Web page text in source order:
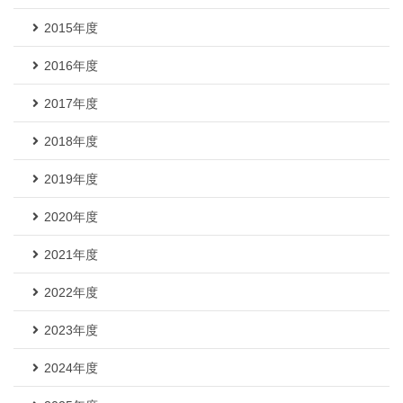
2015年度
2016年度
2017年度
2018年度
2019年度
2020年度
2021年度
2022年度
2023年度
2024年度